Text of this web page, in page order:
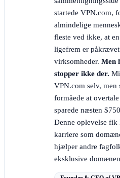
startede VPN.com,
almindelige
fleste ved ikke, at
ligefrem er
virksomheder. Men
stopper ikke der.
VPN.com selv,
formåede at
sparede næsten
Denne oplevelse
karriere som
hjælper andre
eksklusive